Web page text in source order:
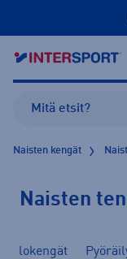
Naisten kengät
Naisten